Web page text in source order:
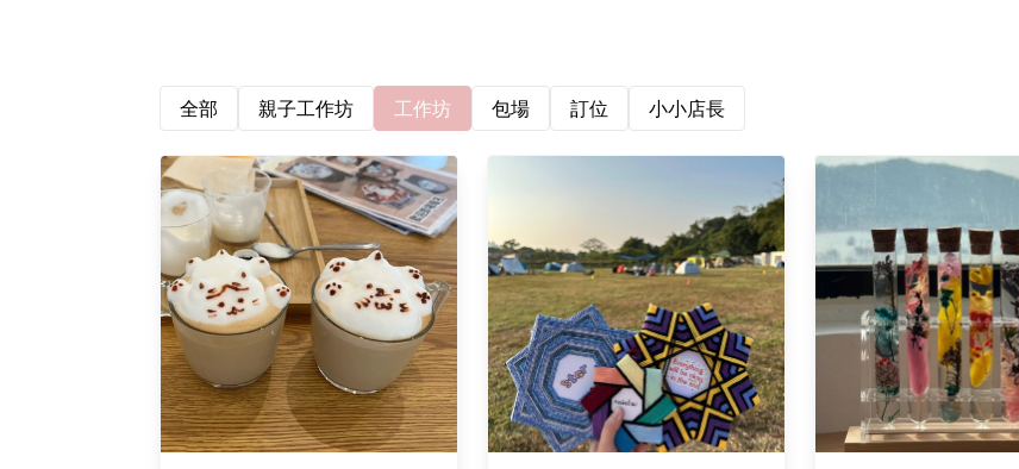
全部 親子工作坊 工作坊 包場 訂位 小小店長